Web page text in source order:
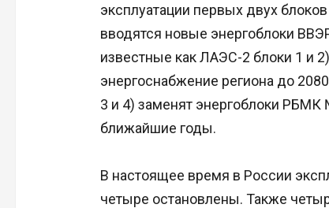
эксплуатации первых двух
вводятся новые энергоблоки
известные как ЛАЭС-2 блоки 1 и
энергоснабжение региона до
3 и 4) заменят энергоблоки
ближайшие годы.
В настоящее время в России
четыре остановлены. Также